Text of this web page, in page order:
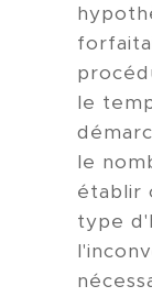
le
le
établir
type